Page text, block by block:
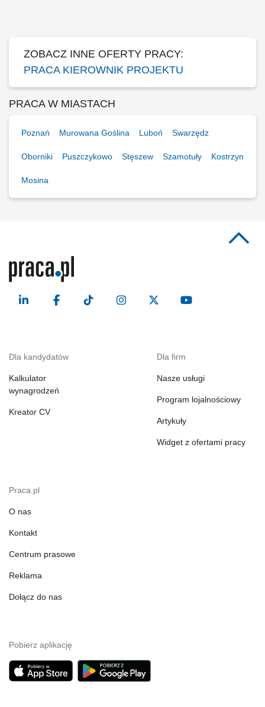
ZOBACZ INNE OFERTY PRACY:
PRACA KIEROWNIK PROJEKTU
PRACA W MIASTACH
Poznań Murowana Goślina Luboń Swarzędz
Oborniki Puszczykowo Stęszew Szamotuły Kostrzyn
Mosina
Dla kandydatów
Kalkulator
wynagrodzeń
Kreator CV
Dla firm
Nasze usługi
Program lojalnościowy
Artykuły
Widget z ofertami pracy
Praca.pl
O nas
Kontakt
Centrum prasowe
Reklama
Dołącz do nas
Pobierz aplikację